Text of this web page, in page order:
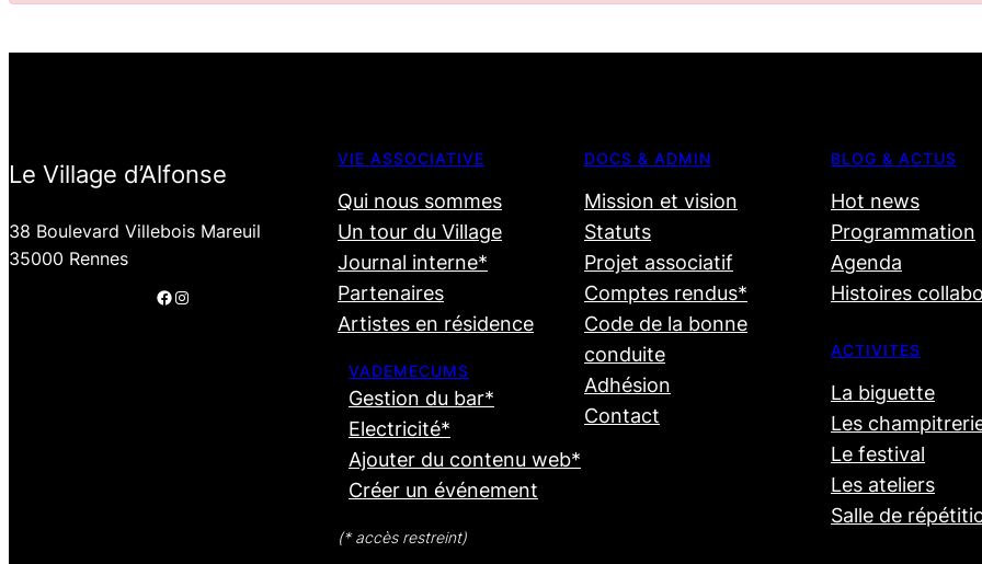
Le Village d’Alfonse
38 Boulevard Villebois Mareuil
35000 Rennes
Facebook Instagram
VIE ASSOCIATIVE
Qui nous sommes
Un tour du Village
Journal interne*
Partenaires
Artistes en résidence
VADEMECUMS
Gestion du bar*
Electricité*
Ajouter du contenu web*
Créer un événement
(* accès restreint)
DOCS & ADMIN
Mission et vision
Statuts
Projet associatif
Comptes rendus*
Code de la bonne
conduite
Adhésion
Contact
BLOG & ACTUS
Hot news
Programmation
Agenda
Histoires
ACTIVITES
La biguette
Les
Le festival
Les ateliers
Salle de